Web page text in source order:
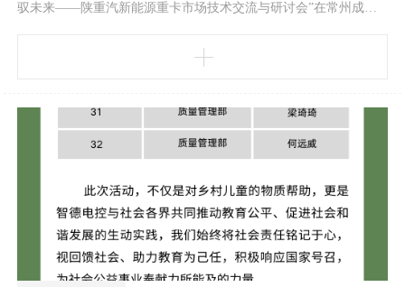
驭未来——陕重汽新能源重卡市场技术交流与研讨会”在常州成功
亮，陕重汽销售公司战略品牌销售部经理张鑫，智德电控董事长李
刚，欧阳明高院士工作站副总经理李立国，巨鼎集团矿车公司副总
经理惠静出席。会前参观常州易控及智德电控电驱产品陕